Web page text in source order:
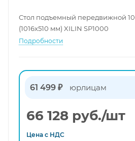
Стол подъемный передвижной
(1016х510 мм) XILIN SP1000
Подробности
61 499 ₽ юрлицам
66 128 руб./шт
Цена с НДС